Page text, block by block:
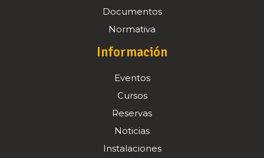
Documentos
Normativa
Información
Eventos
Cursos
Reservas
Noticias
Instalaciones